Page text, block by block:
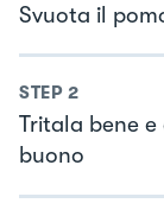
Svuota il
STEP 2
Tritala bene
buono